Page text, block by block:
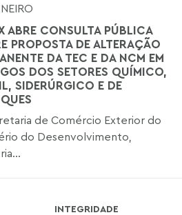
ABRE CONSULTA PÚBLICA
PROPOSTA DE ALTERAÇÃO
DA TEC E DA NCM EM
DOS SETORES QUÍMICO,
SIDERÚRGICO E DE
de Comércio Exterior do
do Desenvolvimento,
INTEGRIDADE